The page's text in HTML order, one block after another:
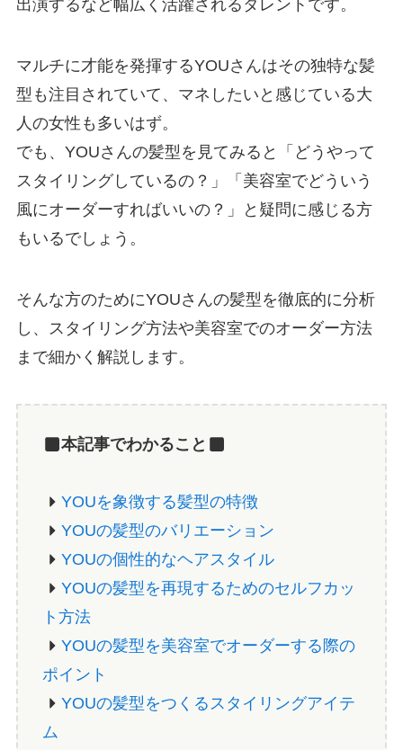
出演するなど幅広く活躍されるタレントです。
マルチに才能を発揮するYOUさんはその独特な髪
型も注目されていて、マネしたいと感じている大
人の女性も多いはず。
でも、YOUさんの髪型を見てみると「どうやって
スタイリングしているの？」「美容室でどういう
風にオーダーすればいいの？」と疑問に感じる方
もいるでしょう。
そんな方のためにYOUさんの髪型を徹底的に分析
し、スタイリング方法や美容室でのオーダー方法
まで細かく解説します。
本記事でわかること
YOUを象徴する髪型の特徴
YOUの髪型のバリエーション
YOUの個性的なヘアスタイル
YOUの髪型を再現するためのセルフカッ
ト方法
YOUの髪型を美容室でオーダーする際の
ポイント
YOUの髪型をつくるスタイリングアイテ
ム